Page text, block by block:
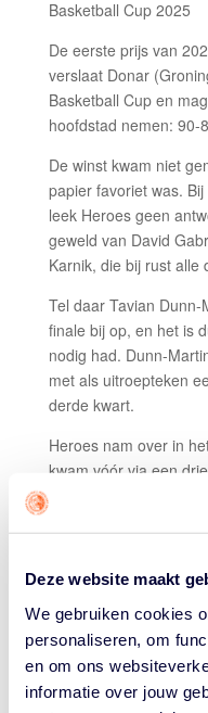
Deze website maakt
We gebruiken cookies
personaliseren, om
en om ons
informatie over jouw
De eerste prijs van
verslaat Donar
Basketball Cup en
hoofdstad nemen: 90-
De winst kwam niet
papier favoriet was.
leek Heroes geen
geweld van David
Karnik, die bij rust alle
Tel daar Tavian
finale bij op, en het is
nodig had. Dunn-
met als uitroepteken
derde kwart.
Heroes nam over in
kwam vóór via een
van Justin Kier en
In de verlenging
zijn MVP-troffee en de
raakte zes vrije
te slepen en eindigde
assists. Sherron